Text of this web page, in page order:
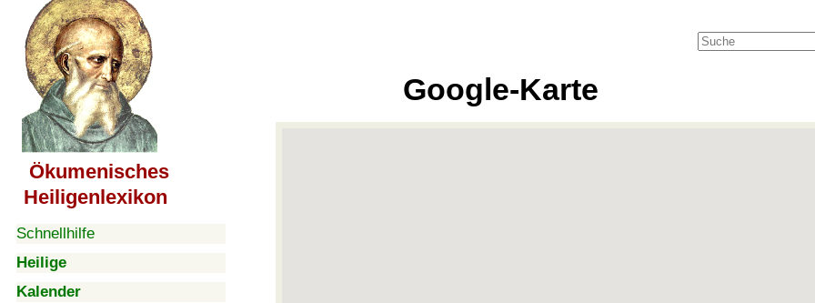
Ökumenisches
Heiligenlexikon
Schnellhilfe
Heilige
Kalender
Google-Karte